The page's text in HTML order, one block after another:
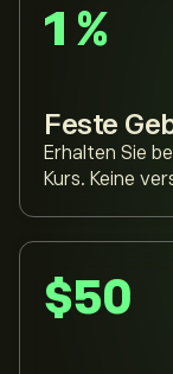
1 %
Feste
Erhalten Sie
Kurs. Keine
$50